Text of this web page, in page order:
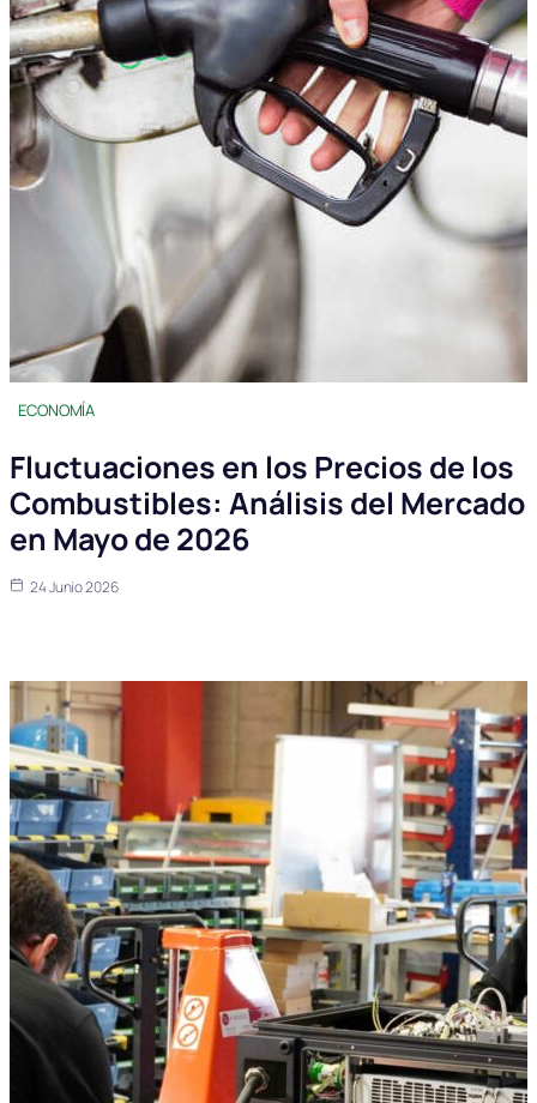
ECONOMÍA
Fluctuaciones en los Precios de los
Combustibles: Análisis del Mercado
en Mayo de 2026
24 Junio 2026